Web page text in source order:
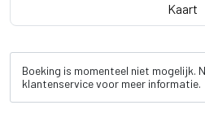
Kaart
Boeking is momenteel niet mogelijk.
klantenservice voor meer informatie.